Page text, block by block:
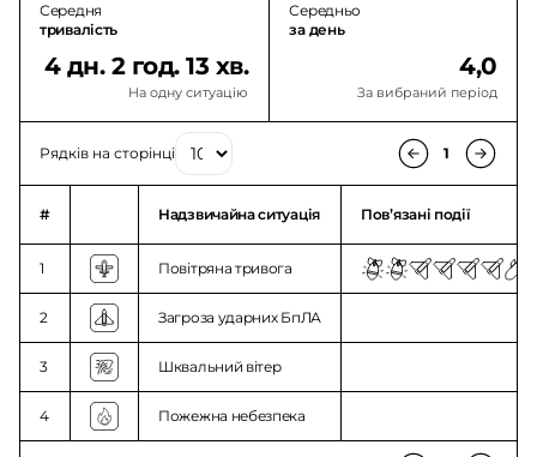
Середня
тривалість
4 дн. 2 год. 13 хв.
На одну ситуацію
Середньо
за день
4,0
За вибраний період
Рядків на сторінці 1
# Надзвичайна ситуація Повʼязані події
1 Повітряна тривога
2 Загроза ударних БпЛА
3 Шквальний вітер
4 Пожежна небезпека